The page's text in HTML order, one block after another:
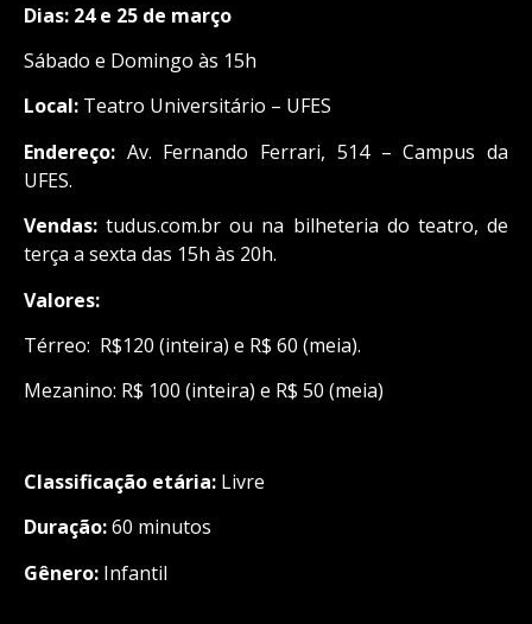
Dias: 24 e 25 de março
Sábado e Domingo às 15h
Local: Teatro Universitário – UFES
Endereço: Av. Fernando Ferrari, 514 – Campus da
UFES.
Vendas:tudus.com.br ou na bilheteria do teatro, de
terça a sexta das 15h às 20h.
Valores:
Térreo: R$120 (inteira) e R$ 60 (meia).
Mezanino: R$ 100 (inteira) e R$ 50 (meia)
Classificação etária: Livre
Duração:60 minutos
Gênero: Infantil